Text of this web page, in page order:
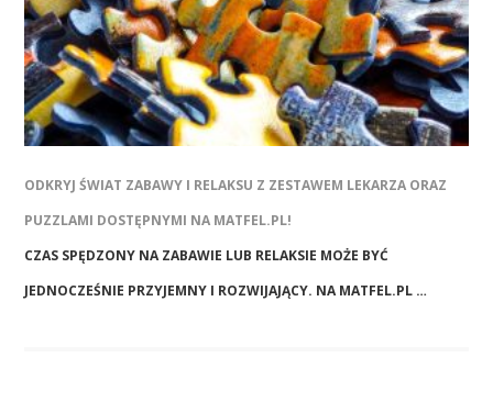
ODKRYJ ŚWIAT ZABAWY I RELAKSU Z ZESTAWEM LEKARZA ORAZ
PUZZLAMI DOSTĘPNYMI NA MATFEL.PL!
CZAS SPĘDZONY NA ZABAWIE LUB RELAKSIE MOŻE BYĆ
JEDNOCZEŚNIE PRZYJEMNY I ROZWIJAJĄCY. NA MATFEL.PL …